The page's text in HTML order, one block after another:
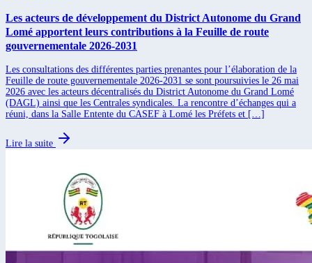
Les acteurs de développement du District Autonome du Grand
Lomé apportent leurs contributions à la Feuille de route
gouvernementale 2026-2031
Les consultations des différentes parties prenantes pour l’élaboration de la
Feuille de route gouvernementale 2026-2031 se sont poursuivies le 26 mai
2026 avec les acteurs décentralisés du District Autonome du Grand Lomé
(DAGL) ainsi que les Centrales syndicales. La rencontre d’échanges qui a
réuni, dans la Salle Entente du CASEF à Lomé les Préfets et […]
Lire la suite